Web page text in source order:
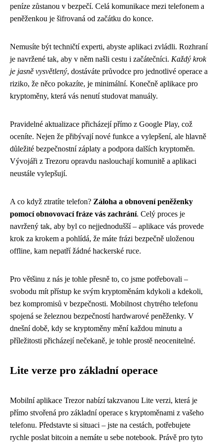
peníze zůstanou v bezpečí. Celá komunikace mezi telefonem a
peněženkou je šifrovaná od začátku do konce.
Nemusíte být techničtí experti, abyste aplikaci zvládli. Rozhraní
je navržené tak, aby v něm našli cestu i začátečníci. Každý krok
je jasně vysvětlený, dostáváte průvodce pro jednotlivé operace a
riziko, že něco pokazíte, je minimální. Konečně aplikace pro
kryptoměny, která vás nenutí studovat manuály.
Pravidelné aktualizace přicházejí přímo z Google Play, což
oceníte. Nejen že přibývají nové funkce a vylepšení, ale hlavně
důležité bezpečnostní záplaty a podpora dalších kryptoměn.
Vývojáři z Trezoru opravdu naslouchají komunitě a aplikaci
neustále vylepšují.
A co když ztratíte telefon? Záloha a obnovení peněženky
pomocí obnovovací fráze vás zachrání. Celý proces je
navržený tak, aby byl co nejjednodušší – aplikace vás provede
krok za krokem a pohlídá, že máte frázi bezpečně uloženou
offline, kam nepatří žádné hackerské ruce.
Pro většinu z nás je tohle přesně to, co jsme potřebovali –
svobodu mít přístup ke svým kryptoměnám kdykoli a kdekoli,
bez kompromisů v bezpečnosti. Mobilnost chytrého telefonu
spojená se železnou bezpečností hardwarové peněženky. V
dnešní době, kdy se kryptoměny mění každou minutu a
příležitosti přicházejí nečekaně, je tohle prostě neocenitelné.
Lite verze pro základní operace
Mobilní aplikace Trezor nabízí takzvanou Lite verzi, která je
přímo stvořená pro základní operace s kryptoměnami z vašeho
telefonu. Představte si situaci – jste na cestách, potřebujete
rychle poslat bitcoin a nemáte u sebe notebook. Právě pro tyto